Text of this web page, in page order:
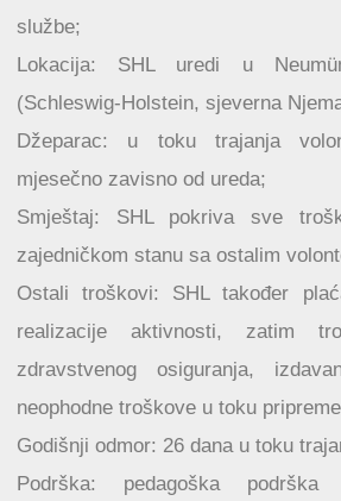
službe;
Lokacija: SHL uredi u
(Schleswig-Holstein, sjeverna
Džeparac: u toku trajanja
mjesečno zavisno od ureda;
Smještaj: SHL pokriva sve
zajedničkom stanu sa ostalim
Ostali troškovi: SHL također
realizacije aktivnosti, zatim
zdravstvenog osiguranja,
neophodne troškove u toku
Godišnji odmor: 26 dana u toku
Podrška: pedagoška